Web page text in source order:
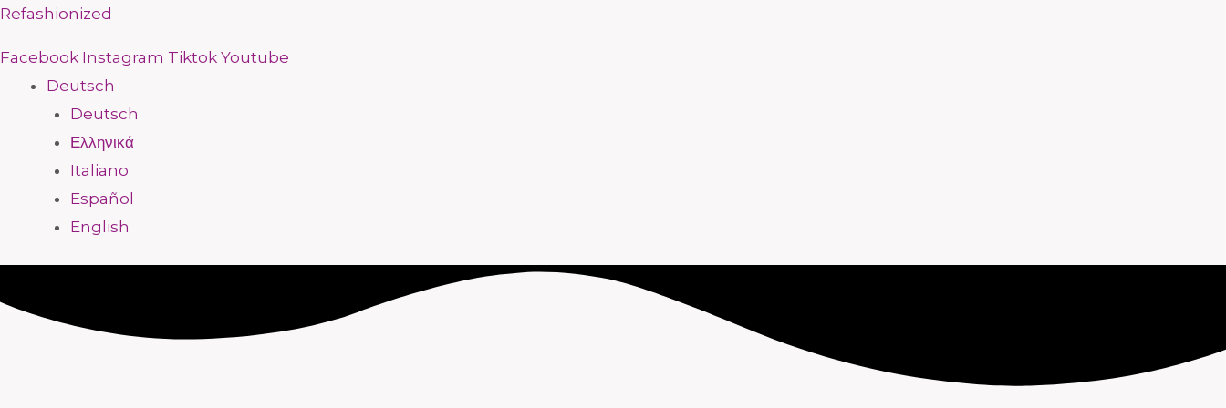
Zum
Refashionized
Facebook Instagram Tiktok Youtube
Menü
Deutsch
Deutsch
Ελληνικά
Italiano
Español
English
Menü
Menü
Menü
Menü
Menü
Menü
Menü